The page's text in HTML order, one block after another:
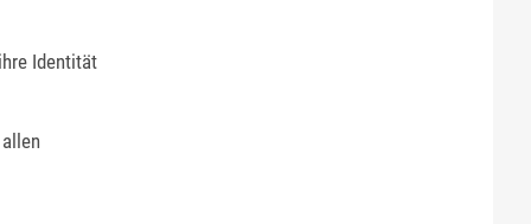
Identität